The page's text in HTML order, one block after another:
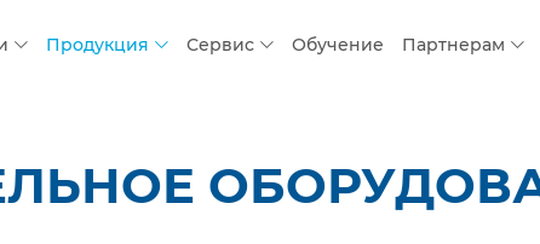
Продукция Сервис Обучение Партнерам